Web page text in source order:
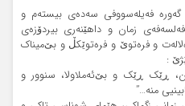
گەورە فەیلەسووفی سەدەی بیستەم و
زمان و داهێنەری بیردۆزەی
و فرە‌توێ و فرە‌توێکڵ و بێ‌میناک
:
ڕێک ڕێک و بێ‌ئەملاولا، سنوور و
منە…”